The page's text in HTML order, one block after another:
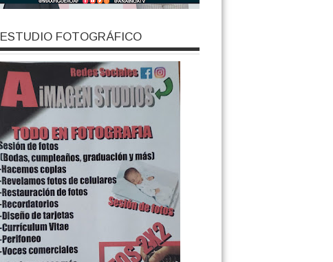
ESTUDIO FOTOGRÁFICO